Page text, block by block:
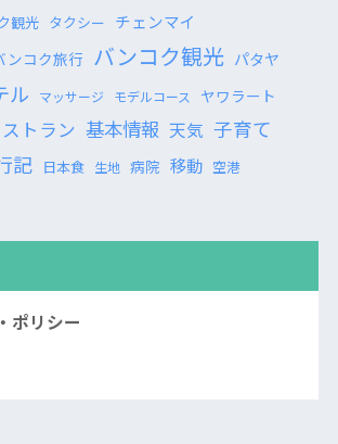
観光 タクシー チェンマイ
ンコク旅行 バンコク観光 パタヤ
ル マッサージ モデルコース
ヤワラート
トラン 基本情報 天気 子育て
記 日本食 生地 病院 移動 空港
ポリシー